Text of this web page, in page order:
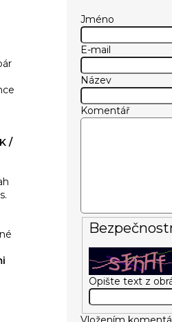
/
Jméno
E-mail
Název
Komentář
Opište text z